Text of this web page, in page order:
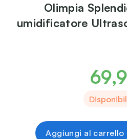
Olimpia
umidificatore
Aggiungi al carrello